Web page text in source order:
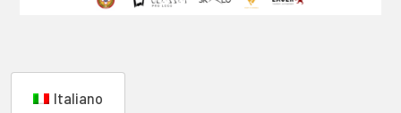
Italiano